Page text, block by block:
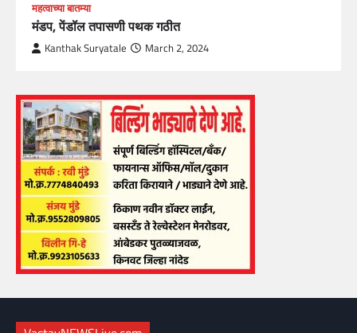
महत्वाच्या बातम्या
मंडप, पेंडॉल तपासणी पथक गठीत
Kanthak Suryatale March 2, 2024